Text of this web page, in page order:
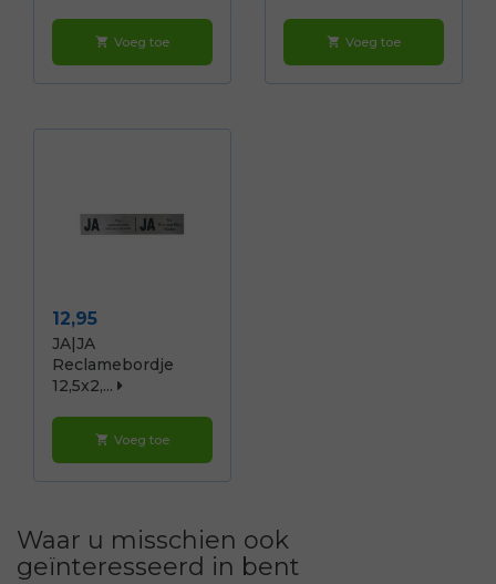
shopping_cart Voeg toe shopping_cart Voeg toe
Prijs
12,95
JA|JA
Reclamebordje
12,5x2,...
shopping_cart Voeg toe
Waar u misschien ook
geïnteresseerd in bent